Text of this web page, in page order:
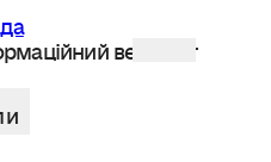
веб сайт